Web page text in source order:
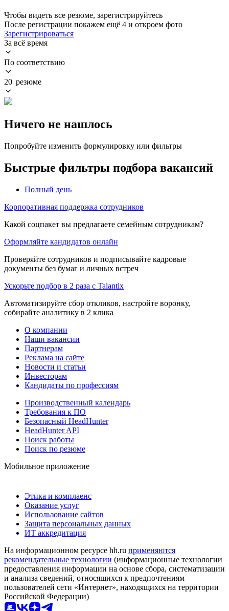
Чтобы видеть все резюме, зарегистрируйтесь
После регистрации покажем ещё 4 и откроем фото
Зарегистрироваться
За всё время
По соответствию
20 резюме
Ничего не нашлось
Попробуйте изменить формулировку или фильтры
Быстрые фильтры подбора вакансий
Полный день
Корпоративная поддержка сотрудников
Какой соцпакет вы предлагаете семейным сотрудникам?
Оформляйте кандидатов онлайн
Проверяйте сотрудников и подписывайте кадровые
документы без бумаг и личных встреч
Ускорьте подбор в 2 раза с Talantix
Автоматизируйте сбор откликов, настройте воронку,
собирайте аналитику в 2 клика
О компании
Наши вакансии
Партнерам
Реклама на сайте
Новости и статьи
Инвесторам
Кандидаты по профессиям
Производственный календарь
Требования к ПО
Безопасный HeadHunter
HeadHunter API
Поиск работы
Поиск по резюме
Мобильное приложение
Этика и комплаенс
Оказание услуг
Использование сайтов
Защита персональных данных
ИТ аккредитация
На информационном ресурсе hh.ru применяются
рекомендательные технологии (информационные технологии
предоставления информации на основе сбора, систематизации
и анализа сведений, относящихся к предпочтениям
пользователей сети «Интернет», находящихся на территории
Российской Федерации)